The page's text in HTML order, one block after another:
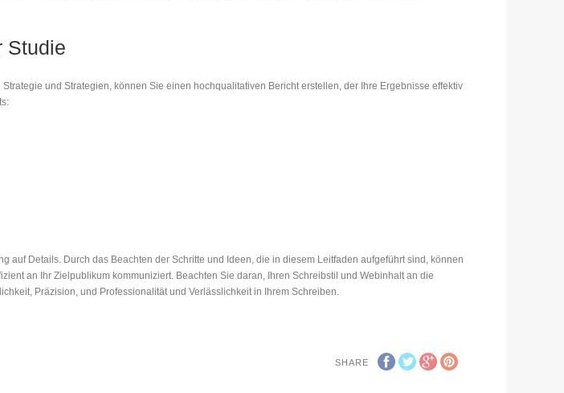
Studie
und Strategien, können Sie einen hochqualitativen Bericht erstellen, der Ihre Ergebnisse effektiv
Details. Durch das Beachten der Schritte und Ideen, die in diesem Leitfaden aufgeführt sind, können
an Ihr Zielpublikum kommuniziert. Beachten Sie daran, Ihren Schreibstil und Webinhalt an die
Präzision, und Professionalität und Verlässlichkeit in Ihrem Schreiben.
SHARE